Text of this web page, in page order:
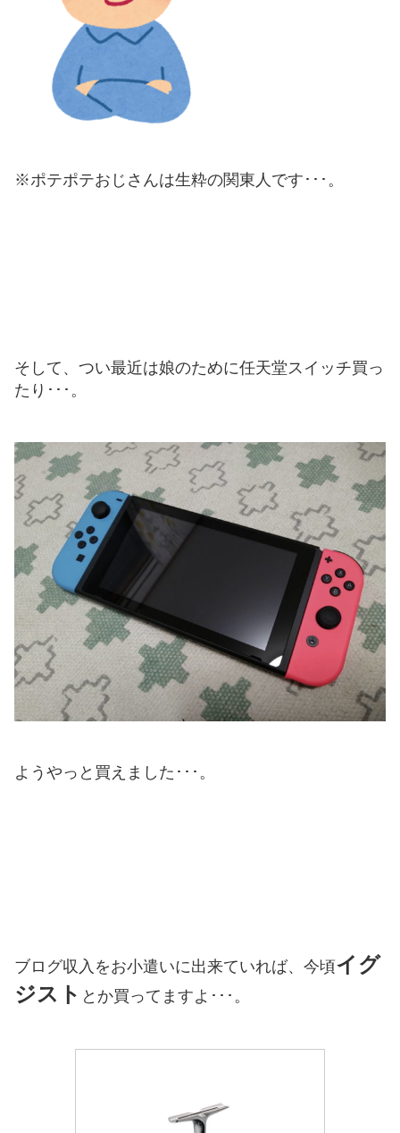
※ポテポテおじさんは生粋の関東人です･･･。
そして、つい最近は娘のために任天堂スイッチ買っ
たり･･･。
ようやっと買えました･･･。
ブログ収入をお小遣いに出来ていれば、今頃イグ
ジスト とか買ってますよ･･･。